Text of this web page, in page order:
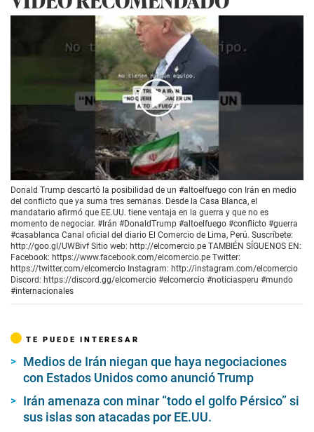
00:24
Donald Trump descartó la posibilidad de un #altoelfuego con Irán en medio
del conflicto que ya suma tres semanas. Desde la Casa Blanca, el
mandatario afirmó que EE.UU. tiene ventaja en la guerra y que no es
momento de negociar. #Irán #DonaldTrump #altoelfuego #conflicto #guerra
#casablanca Canal oficial del diario El Comercio de Lima, Perú. Suscríbete:
http://goo.gl/UWBivf Sitio web: http://elcomercio.pe TAMBIÉN SÍGUENOS EN:
Facebook: https://www.facebook.com/elcomercio.pe Twitter:
https://twitter.com/elcomercio Instagram: http://instagram.com/elcomercio
Discord: https://discord.gg/elcomercio #elcomercio #noticiasperu #mundo
#internacionales
TE PUEDE INTERESAR
Medios de Irán niegan que haya negociaciones
con Estados Unidos como anunció Trump
Irán amenaza con minar “todo el golfo Pérsico” si
sus islas son atacadas por EE.UU.